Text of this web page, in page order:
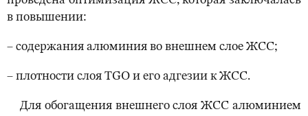
в повышении:
– содержания алюминия во внешнем слое ЖСС;
– плотности слоя TGO и его адгезии к ЖСС.
Для обогащения внешнего слоя ЖСС алюминием